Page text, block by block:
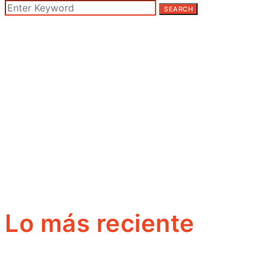
SEARCH
Lo más reciente